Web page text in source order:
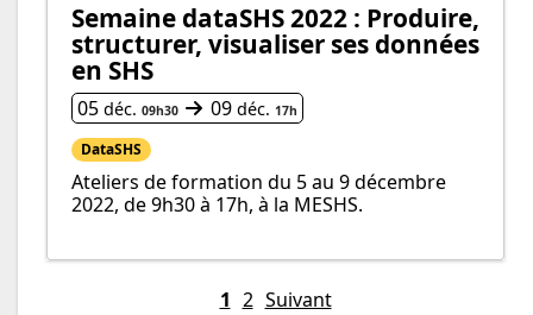
Semaine dataSHS 2022 : Produire,
structurer, visualiser ses données
en SHS
Du
05 déc. 09h30
au 09déc. 17h
DataSHS
Ateliers de formation du 5 au 9 décembre
2022, de 9h30 à 17h, à la MESHS.
1 2 Suivant